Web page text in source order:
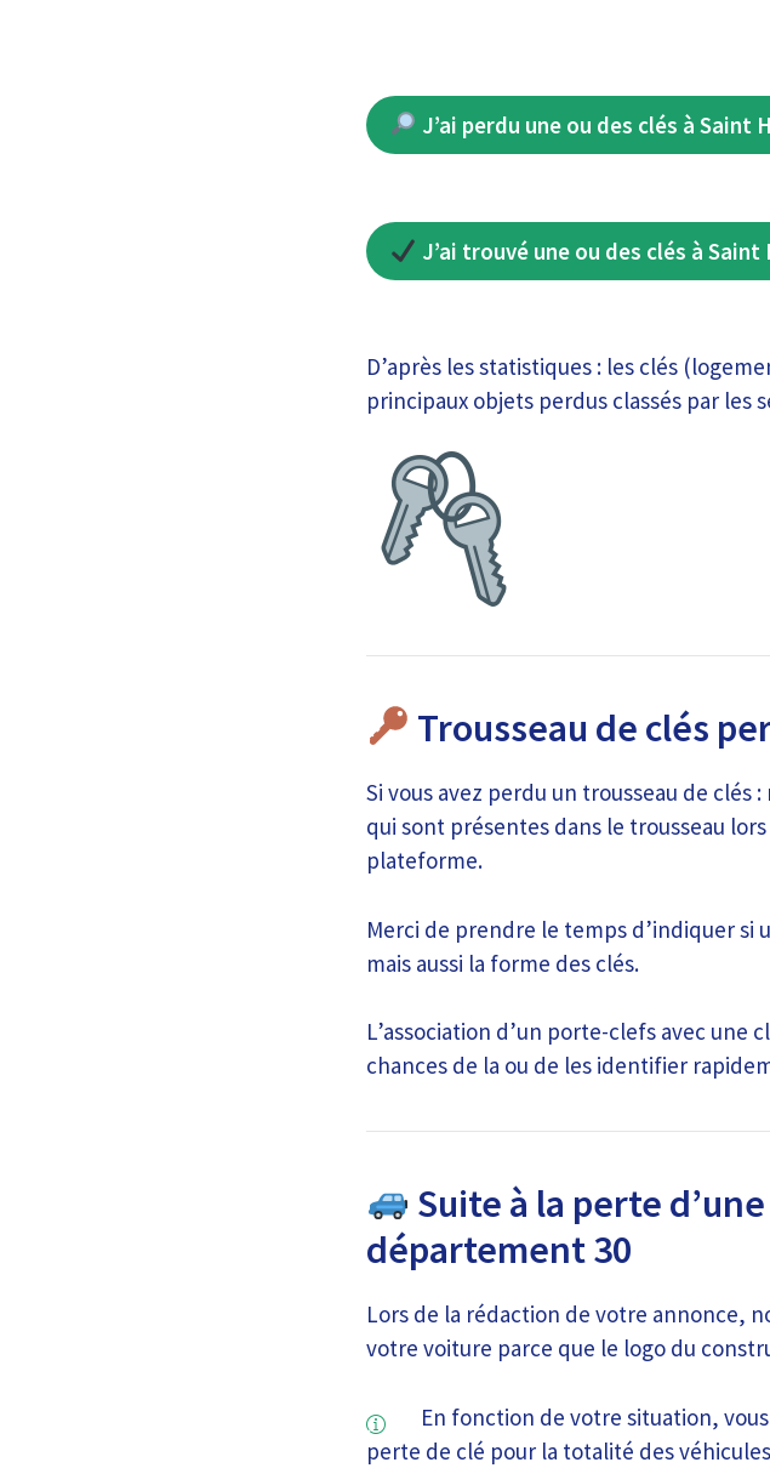
J’ai perdu une ou des clés à Saint
J’ai trouvé une ou des clés à
D’après les statistiques : les clés
principaux objets perdus classés par les
Trousseau de clés
Si vous avez perdu un trousseau de clés
qui sont présentes dans le trousseau
plateforme.
Merci de prendre le temps d’indiquer si
mais aussi la forme des clés.
L’association d’un porte-clefs avec
chances de la ou de les identifier
Suite à la perte
département 30
Lors de la rédaction de votre annonce,
votre voiture parce que le logo du
En fonction de votre situation,
perte de clé pour la totalité des